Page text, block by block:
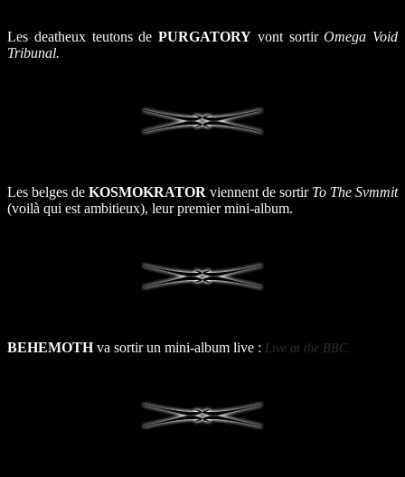
Les deatheux teutons de PURGATORY vont sortirOmega Void
Tribunal.
Les belges de KOSMOKRATOR viennent de sortir To The Svmmit
(voilà qui est ambitieux), leur premier mini-album.
BEHEMOTHva sortir un mini-album live : Live at the BBC.